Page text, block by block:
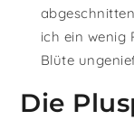
ich ein wenig
Blüte
Die